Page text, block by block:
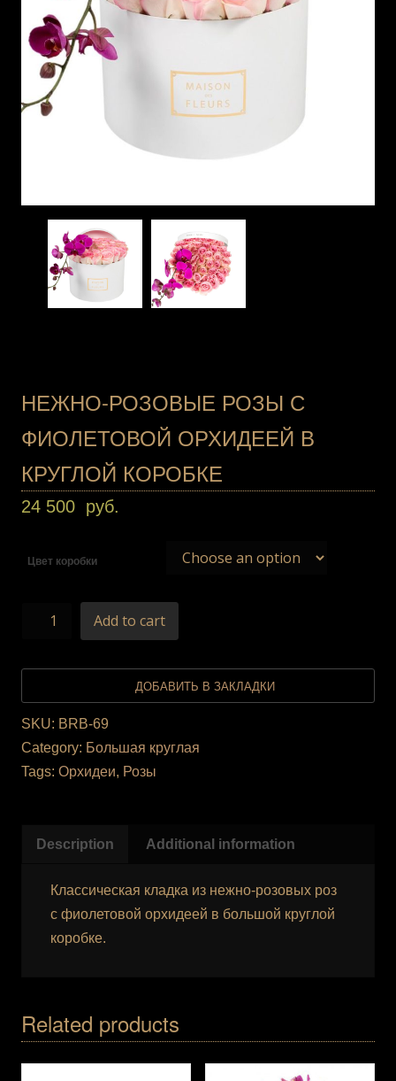
НЕЖНО-РОЗОВЫЕ РОЗЫ С
ФИОЛЕТОВОЙ ОРХИДЕЕЙ В
КРУГЛОЙ КОРОБКЕ
24 500 руб.
Цвет коробки
Add to cart
ДОБАВИТЬ В ЗАКЛАДКИ
SKU: BRB-69
Category: Большая круглая
Tags: Орхидеи, Розы
Description Additional information
Классическая кладка из нежно-розовых роз
с фиолетовой орхидеей в большой круглой
коробке.
Related products